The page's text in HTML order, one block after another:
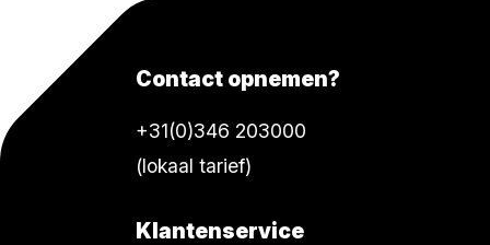
Contact opnemen?
+31(0)346 203000
(lokaal tarief)
Klantenservice